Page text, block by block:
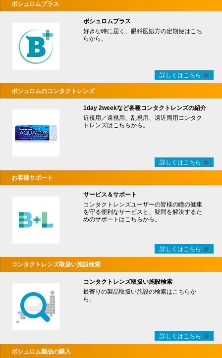
ボシュロムプラス
ボシュロムプラス
好きな時に届く、眼科医処方の定期便はこち
らから。
詳しくはこちら
ボシュロムのコンタクトレンズ
1day 2weekなど各種コンタクトレンズの紹介
近視用／遠視用、乱視用、遠近両用コンタク
トレンズはこちらから。
詳しくはこちら
お客様サポート
サービス＆サポート
コンタクトレンズユーザーの皆様の瞳の健康
を守る便利なサービスと、疑問を解決するた
めのサポートはこちらから。
詳しくはこちら
コンタクトレンズ取扱い施設検索
コンタクトレンズ取扱い施設検索
最寄りの製品取扱い施設の検索はこちらか
ら。
詳しくはこちら
ボシュロム製品の購入